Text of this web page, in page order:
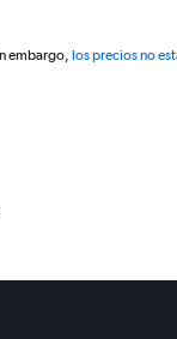
embargo, los precios no